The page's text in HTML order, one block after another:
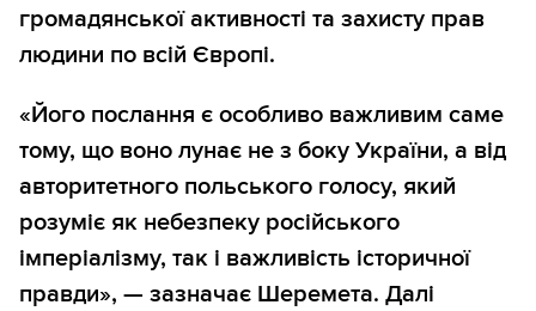
громадянської активності та захисту прав
людини по всій Європі.
«Його послання є особливо важливим саме
тому, що воно лунає не з боку України, а від
авторитетного польського голосу, який
розуміє як небезпеку російського
імперіалізму, так і важливість історичної
правди», — зазначає Шеремета. Далі